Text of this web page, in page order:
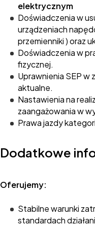
elektrycznym
Doświadczenia w
urządzeniach
przemienniki ) oraz
Doświadczenia w
fizycznej.
Uprawnienia SEP w
aktualne.
Nastawienia na
zaangażowania w
Prawa jazdy
Dodatkowe
Oferujemy:
Stabilne warunki
standardach